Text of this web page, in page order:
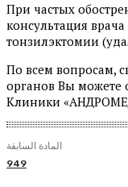
При частых
консультация
тонзилэктомии
По всем вопросам,
органов Вы можете
Клиники
المادة السابقة
949